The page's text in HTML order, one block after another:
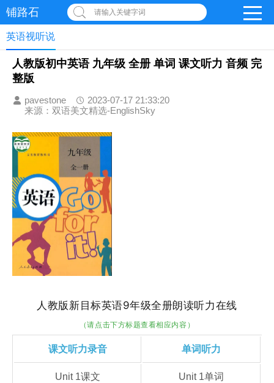
铺路石 请输入关键字词
英语视听说
人教版初中英语 九年级 全册 单词 课文听力 音频 完
整版
pavestone
2023-07-17 21:33:20
来源：双语美文精选-EnglishSky
人教版新目标英语9年级全册朗读听力在线
（请点击下方标题查看相应内容）
课文听力录音 单词听力
Unit 1课文 Unit 1单词